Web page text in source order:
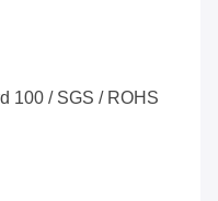
100 / SGS / ROHS